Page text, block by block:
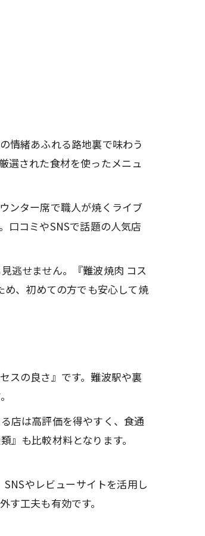
情緒あふれる路地裏で味わう
選された食材を使ったメニュ
ンター席で職人が焼くライブ
口コミやSNSで話題の人気店
逃せません。『難波焼肉 コス
、初めての方でも安心して焼
スの良さ』です。難波駅や裏
店は高評価を得やすく、食通
も比較材料となります。
やレビューサイトを活用し
工夫も有効です。